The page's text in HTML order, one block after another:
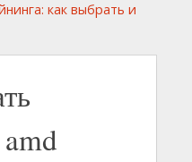
как выбрать и